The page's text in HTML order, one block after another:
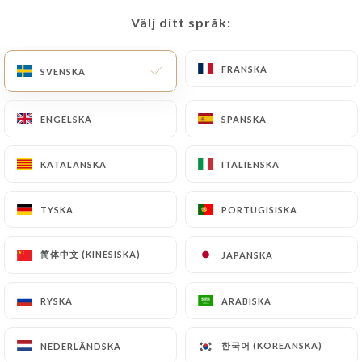
Välj ditt språk:
SVENSKA FRANSKA
ENGELSKA SPANSKA
KATALANSKA ITALIENSKA
TYSKA PORTUGISISKA
简体中文 (KINESISKA) JAPANSKA
RYSKA ARABISKA
NEDERLÄNDSKA 한국어 (KOREANSKA)
Kontakt
Le Château des
Välj ditt språk:
SVENSKA FRANSKA
ENGELSKA SPANSKA
KATALANSKA ITALIENSKA
TYSKA PORTUGISISKA
简体中文 (KINESISKA) JAPANSKA
RYSKA ARABISKA
NEDERLÄNDSKA 한국어 (KOREANSKA)